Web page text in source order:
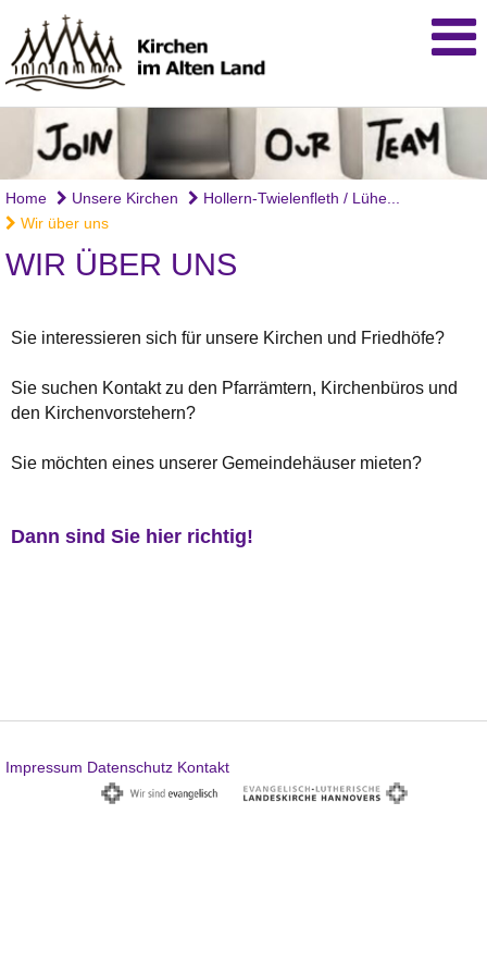
Home Unsere Kirchen
Hollern-Twielenfleth / Lühe...
Wir über uns
WIR ÜBER UNS
Sie interessieren sich für unsere Kirchen und Friedhöfe?
Sie suchen Kontakt zu den Pfarrämtern, Kirchenbüros und
den Kirchenvorstehern?
Sie möchten eines unserer Gemeindehäuser mieten?
Dann sind Sie hier richtig!
Impressum Datenschutz Kontakt